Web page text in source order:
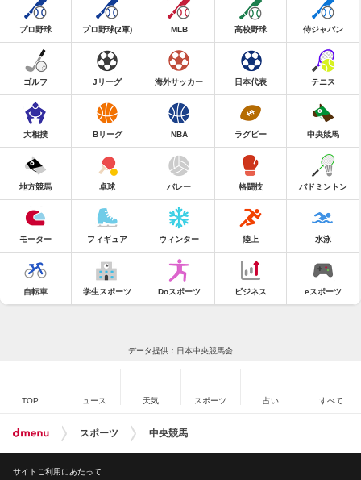
プロ野球 プロ野球(2軍) MLB 高校野球 侍ジャパン
ゴルフ Jリーグ 海外サッカー 日本代表 テニス
大相撲 Bリーグ NBA ラグビー 中央競馬
地方競馬 卓球 バレー 格闘技 バドミントン
モーター フィギュア ウィンター 陸上 水泳
自転車 学生スポーツ Doスポーツ ビジネス eスポーツ
データ提供：日本中央競馬会
TOP ニュース 天気 スポーツ 占い すべて
スポーツ 中央競馬
サイトご利用にあたって